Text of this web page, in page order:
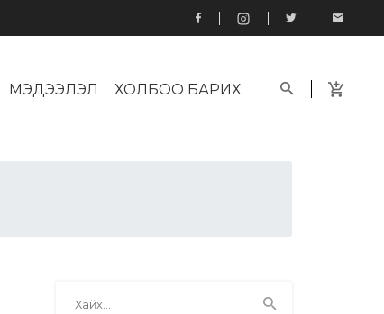
МЭДЭЭЛЭЛ ХОЛБОО БАРИХ